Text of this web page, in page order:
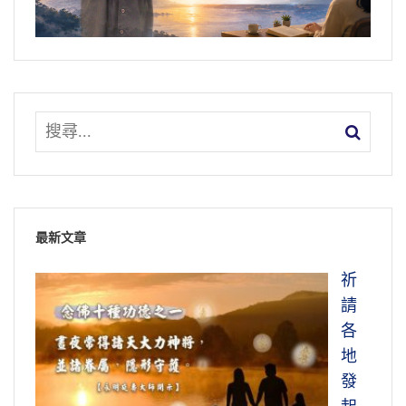
最新文章
祈
請
各
地
發